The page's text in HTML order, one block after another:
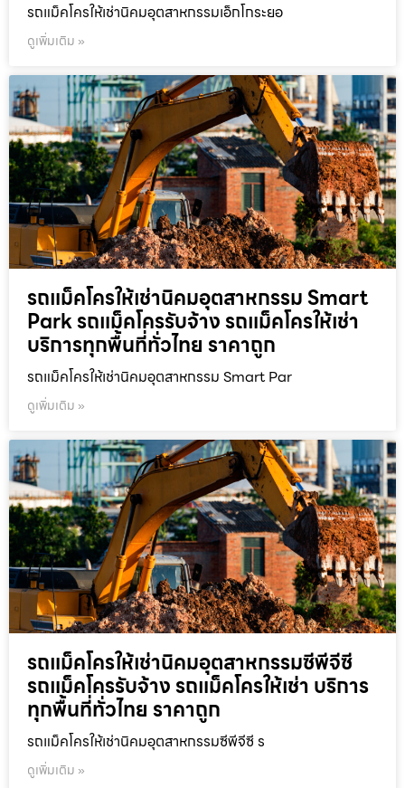
รถแม็คโครให้เช่านิคมอุตสาหกรรมเอ็กโกระยอ
ดูเพิ่มเติม »
รถแม็คโครให้เช่านิคมอุตสาหกรรม Smart
Park รถแม็คโครรับจ้าง รถแม็คโครให้เช่า
บริการทุกพื้นที่ทั่วไทย ราคาถูก
รถแม็คโครให้เช่านิคมอุตสาหกรรม Smart Par
ดูเพิ่มเติม »
รถแม็คโครให้เช่านิคมอุตสาหกรรมซีพีจีซี
รถแม็คโครรับจ้าง รถแม็คโครให้เช่า บริการ
ทุกพื้นที่ทั่วไทย ราคาถูก
รถแม็คโครให้เช่านิคมอุตสาหกรรมซีพีจีซี ร
ดูเพิ่มเติม »